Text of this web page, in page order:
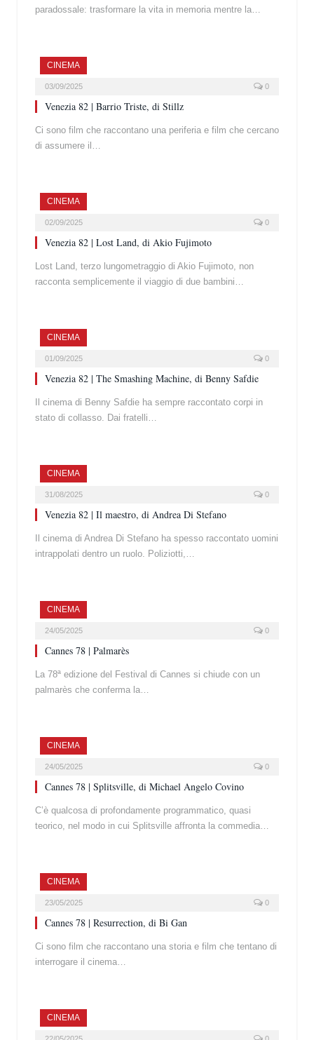
paradossale: trasformare la vita in memoria mentre la…
CINEMA
03/09/2025 0
Venezia 82 | Barrio Triste, di Stillz
Ci sono film che raccontano una periferia e film che cercano
di assumere il…
CINEMA
02/09/2025 0
Venezia 82 | Lost Land, di Akio Fujimoto
Lost Land, terzo lungometraggio di Akio Fujimoto, non
racconta semplicemente il viaggio di due bambini…
CINEMA
01/09/2025 0
Venezia 82 | The Smashing Machine, di Benny Safdie
Il cinema di Benny Safdie ha sempre raccontato corpi in
stato di collasso. Dai fratelli…
CINEMA
31/08/2025 0
Venezia 82 | Il maestro, di Andrea Di Stefano
Il cinema di Andrea Di Stefano ha spesso raccontato uomini
intrappolati dentro un ruolo. Poliziotti,…
CINEMA
24/05/2025 0
Cannes 78 | Palmarès
La 78ª edizione del Festival di Cannes si chiude con un
palmarès che conferma la…
CINEMA
24/05/2025 0
Cannes 78 | Splitsville, di Michael Angelo Covino
C’è qualcosa di profondamente programmatico, quasi
teorico, nel modo in cui Splitsville affronta la commedia…
CINEMA
23/05/2025 0
Cannes 78 | Resurrection, di Bi Gan
Ci sono film che raccontano una storia e film che tentano di
interrogare il cinema…
CINEMA